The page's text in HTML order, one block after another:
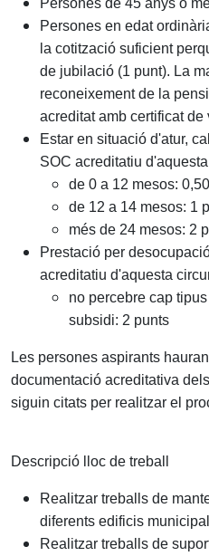
Persones de 45 anys o
Persones en edat
la cotització suficient
de jubilació (1 punt). La
reconeixement de la
acreditat amb certificat de
Estar en situació d'atur,
SOC acreditatiu
de 0 a 12 mesos:
de 12 a 14 mesos: 1
més de 24 mesos: 2
Prestació per
acreditatiu d'aquesta
​​​​​​​no percebre cap
subsidi: 2 punts
Les persones aspirants
documentació acreditativa
siguin citats per realitzar el
Descripció lloc de treball
Realitzar treballs de
diferents edificis
Realitzar treballs de